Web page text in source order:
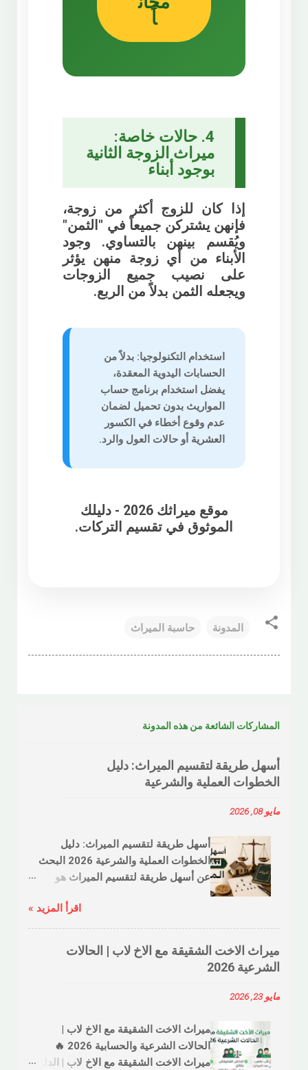
4. حالات خاصة:
ميراث الزوجة الثانية
بوجود أبناء
إذا كان للزوج أكثر من زوجة،
فإنهن يشتركن جميعاً في "الثمن"
ويُقسم بينهن بالتساوي. وجود
الأبناء من أي زوجة منهن يؤثر
على نصيب جميع الزوجات
ويجعله الثمن بدلاً من الربع.
استخدام التكنولوجيا:بدلاً من
الحسابات اليدوية المعقدة،
يفضل استخدامبرنامج حساب
المواريث بدون تحميللضمان
عدم وقوع أخطاء في الكسور
العشرية أو حالات العول والرد.
موقع ميراثك 2026 - دليلك
الموثوق في تقسيم التركات.
المدونة حاسبة الميراث
المشاركات الشائعة من هذه المدونة
أسهل طريقة لتقسيم الميراث: دليل
الخطوات العملية والشرعية
مايو 08, 2026
أسهل طريقة لتقسيم الميراث: دليل
الخطوات العملية والشرعية 2026 البحث
عن أسهل طريقة لتقسيم الميراث هو
مطلب يتكرر لدى الكثير من العائلات التي
ترغب في توزيع التركة بما يرضي الله عز
وجل وبدون الدخول في نزاعات قضائية
طويلة. علم الفرائض، رغم عمقه وتفرعه،
يمكن تبسيطه من خلال اتباع منهجية منظمة
تقسيم الميراث؟ في عصرنا الحالي،
أصبحت التركات تضم أصولاً متنوعة من
عقارات وأسهم وعملات رقمية ونقدية
اقرأ المزيد »
ميراث الاخت الشقيقة مع الاخ لاب | الحالات
الشرعية 2026
مايو 23, 2026
ميراث الاخت الشقيقة مع الاخ لاب |
الحالات الشرعية والحسابية 2026 🔥
ميراث الاخت الشقيقة مع الاخ لاب | الدليل